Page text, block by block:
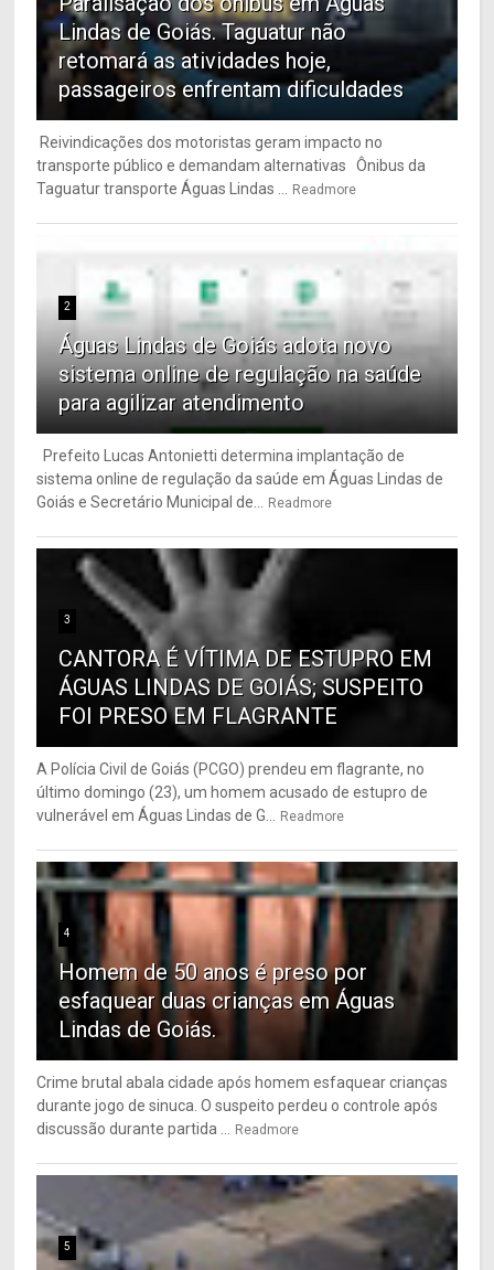
Lindas de Goiás. Taguatur não
retomará as atividades hoje,
passageiros enfrentam dificuldades
Reivindicações dos motoristas geram impacto no
transporte público e demandam alternativas Ônibus da
Taguatur transporte Águas Lindas ...
Readmore
2
Águas Lindas de Goiás adota novo
sistema online de regulação na saúde
para agilizar atendimento
Prefeito Lucas Antonietti determina implantação de
sistema online de regulação da saúde em Águas Lindas de
Goiás e Secretário Municipal de...
Readmore
3
CANTORA É VÍTIMA DE ESTUPRO EM
ÁGUAS LINDAS DE GOIÁS; SUSPEITO
FOI PRESO EM FLAGRANTE
A Polícia Civil de Goiás (PCGO) prendeu em flagrante, no
último domingo (23), um homem acusado de estupro de
vulnerável em Águas Lindas de G...
Readmore
4
Homem de 50 anos é preso por
esfaquear duas crianças em Águas
Lindas de Goiás.
Crime brutal abala cidade após homem esfaquear crianças
durante jogo de sinuca. O suspeito perdeu o controle após
discussão durante partida ...
Readmore
5